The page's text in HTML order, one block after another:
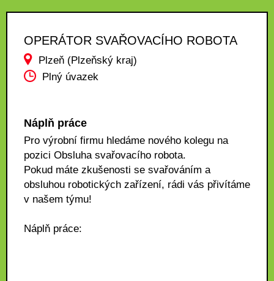
OPERÁTOR SVAŘOVACÍHO ROBOTA
Plzeň (Plzeňský kraj)
Plný úvazek
Náplň práce
Pro výrobní firmu hledáme nového kolegu na
pozici Obsluha svařovacího robota.
Pokud máte zkušenosti se svařováním a
obsluhou robotických zařízení, rádi vás přivítáme
v našem týmu!
Náplň práce: